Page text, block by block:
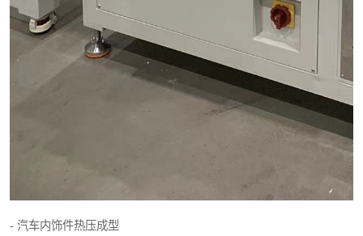
- 汽车内饰件热压成型